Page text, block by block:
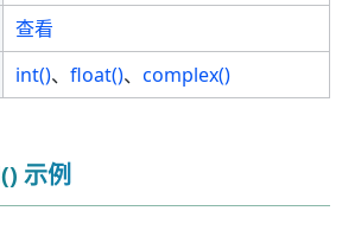
查看
int()、 float()、 complex()
示例